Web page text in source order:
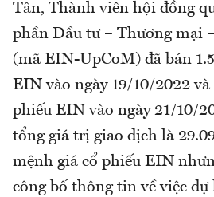
Tân, Thành viên hội đồng
phần Đầu tư – Thương mại
(mã EIN-UpCoM) đã bán
EIN vào ngày 19/10/2022 và
phiếu EIN vào ngày 21/10/
tổng giá trị giao dịch là
mệnh giá cổ phiếu EIN
công bố thông tin về việc dự